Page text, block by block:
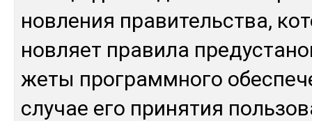
нов­ле­ния пра­витель­ства,
нов­ляет пра­вила
же­ты прог­рам­мно­го
слу­чае его при­нятия